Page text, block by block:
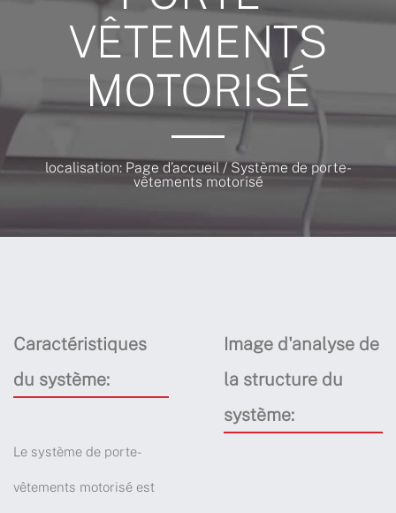
VÊTEMENTS
MOTORISÉ
localisation: Page d’accueil/Système de porte-
vêtements motorisé
Caractéristiques
du système:
Le système de porte-
vêtements motorisé est
Image d'analyse de
la structure du
système: